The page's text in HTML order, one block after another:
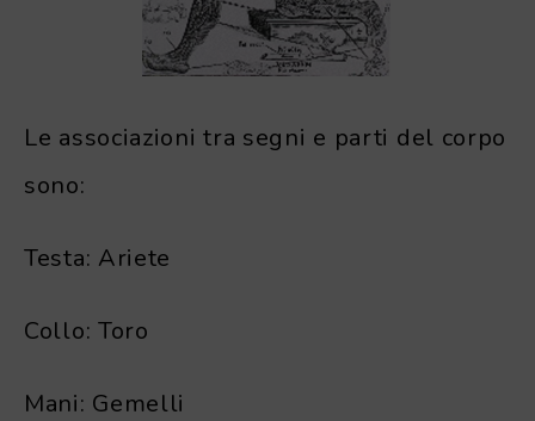
Le associazioni tra segni e parti del corpo
sono:
Testa: Ariete
Collo: Toro
Mani: Gemelli